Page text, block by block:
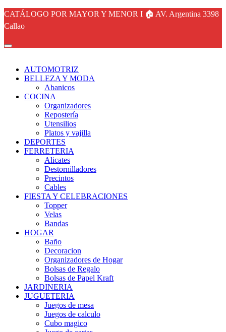
CATÁLOGO POR MAYOR Y MENOR I 🏠 AV. Argentina 3398
Callao
AUTOMOTRIZ
BELLEZA Y MODA
Abanicos
COCINA
Organizadores
Repostería
Utensilios
Platos y vajilla
DEPORTES
FERRETERIA
Alicates
Destornilladores
Precintos
Cables
FIESTA Y CELEBRACIONES
Topper
Velas
Bandas
HOGAR
Baño
Decoracion
Organizadores de Hogar
Bolsas de Regalo
Bolsas de Papel Kraft
JARDINERIA
JUGUETERIA
Juegos de mesa
Juegos de calculo
Cubo magico